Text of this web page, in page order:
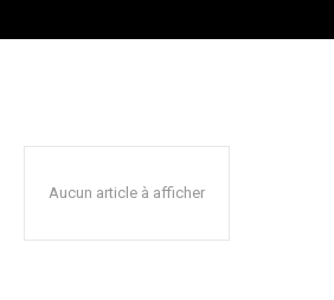
Aucun article à afficher